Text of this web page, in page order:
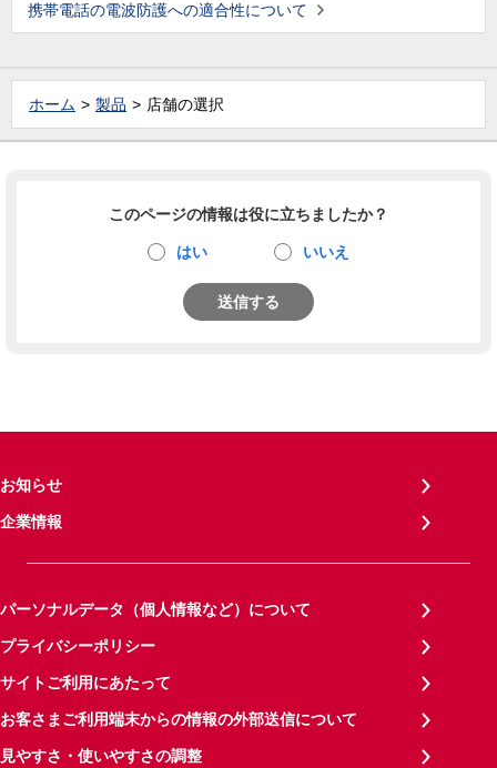
携帯電話の電波防護への適合性について
ホーム 製品 店舗の選択
このページの情報は役に立ちましたか？
はい いいえ
送信する
お知らせ
企業情報
パーソナルデータ（個人情報など）について
プライバシーポリシー
サイトご利用にあたって
お客さまご利用端末からの情報の外部送信について
見やすさ・使いやすさの調整